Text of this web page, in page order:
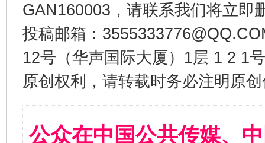
GAN160003，请联系我们将立即
投稿邮箱：
12号（华声国际大厦）1层 1 2 1
原创权利，请转载时务必注明原
公众在中国公共传媒、